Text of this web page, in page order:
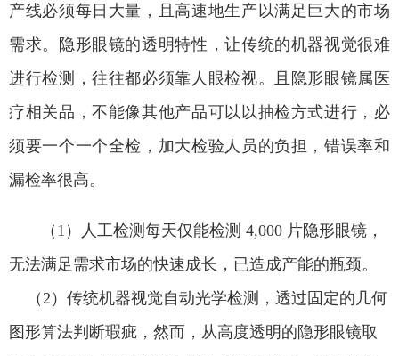
产线必须每日大量，且高速地生产以满足巨大的市场
需求。隐形眼镜的透明特性，让传统的机器视觉很难
进行检测，往往都必须靠人眼检视。且隐形眼镜属医
疗相关品，不能像其他产品可以以抽检方式进行，必
须要一个一个全检，加大检验人员的负担，错误率和
漏检率很高。
（1）人工检测每天仅能检测 4,000 片隐形眼镜，
无法满足需求市场的快速成长，已造成产能的瓶颈。
（2）传统机器视觉自动光学检测，透过固定的几何
图形算法判断瑕疵，然而，从高度透明的隐形眼镜取